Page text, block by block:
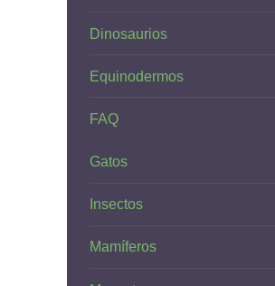
Dinosaurios
Equinodermos
FAQ
Gatos
Insectos
Mamíferos